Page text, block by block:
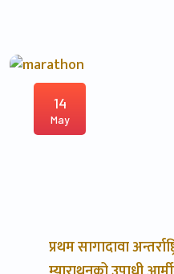
14
May
प्रथम सागादावा